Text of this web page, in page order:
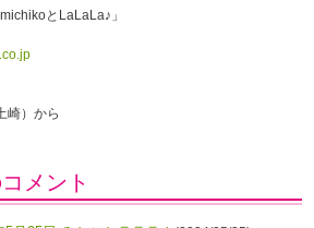
とLaLaLa♪」
崎）から
メント